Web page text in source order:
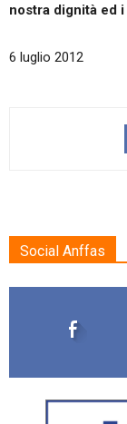
nostra dignità ed
6 luglio 2012
Social Anffas